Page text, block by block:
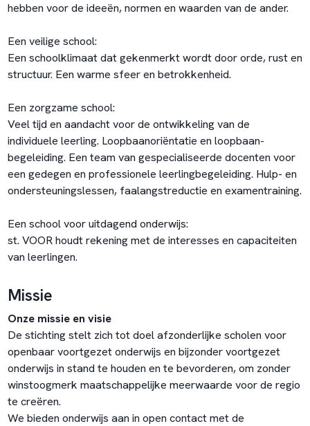
hebben voor de ideeën, normen en waarden van de ander.
Een veilige school:
Een schoolklimaat dat gekenmerkt wordt door orde, rust en
structuur. Een warme sfeer en betrokkenheid.
Een zorgzame school:
Veel tijd en aandacht voor de ontwikkeling van de
individuele leerling. Loopbaanoriëntatie en loopbaan-
begeleiding. Een team van gespecialiseerde docenten voor
een gedegen en professionele leerlingbegeleiding. Hulp- en
ondersteuningslessen, faalangstreductie en examentraining.
Een school voor uitdagend onderwijs:
st. VOOR houdt rekening met de interesses en capaciteiten
van leerlingen.
Missie
Onze missie en visie
De stichting stelt zich tot doel afzonderlijke scholen voor
openbaar voortgezet onderwijs en bijzonder voortgezet
onderwijs in stand te houden en te bevorderen, om zonder
winstoogmerk maatschappelijke meerwaarde voor de regio
te creëren.
We bieden onderwijs aan in open contact met de